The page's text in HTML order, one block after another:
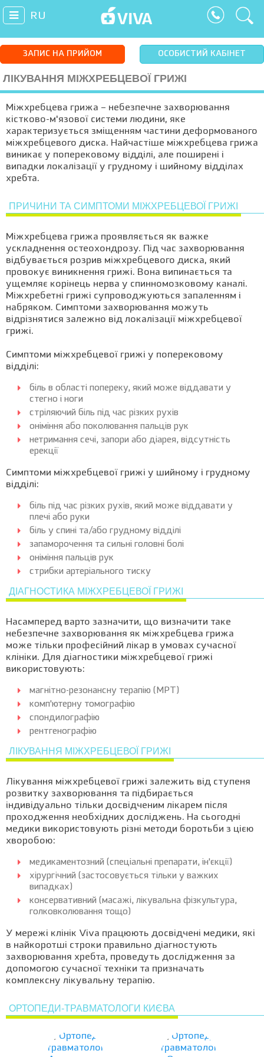
RU
ЗАПИС НА ПРИЙОМ ОСОБИСТИЙ КАБІНЕТ
ЛІКУВАННЯ МІЖХРЕБЦЕВОЇ ГРИЖІ
Міжхребцева грижа – небезпечне захворювання
кістково-м'язової системи людини, яке
характеризується зміщенням частини деформованого
міжхребцевого диска. Найчастіше міжхребцева грижа
виникає у поперековому відділі, але поширені і
випадки локалізації у грудному і шийному відділах
хребта.
ПРИЧИНИ ТА СИМПТОМИ МІЖХРЕБЦЕВОЇ ГРИЖІ
Міжхребцева грижа проявляється як важке
ускладнення остеохондрозу. Під час захворювання
відбувається розрив міжхребцевого диска, який
провокує виникнення грижі. Вона випинається та
ущемляє корінець нерва у спинномозковому каналі.
Міжхребетні грижі супроводжуються запаленням і
набряком. Симптоми захворювання можуть
відрізнятися залежно від локалізації міжхребцевої
грижі.
Симптоми міжхребцевої грижі у поперековому
відділі:
біль в області попереку, який може віддавати у
стегно і ноги
стріляючий біль під час різких рухів
оніміння або поколювання пальців рук
нетримання сечі, запори або діарея, відсутність
ерекції
Симптоми міжхребцевої грижі у шийному і грудному
відділі:
біль під час різких рухів, який може віддавати у
плечі або руки
біль у спині та/або грудному відділі
запаморочення та сильні головні болі
оніміння пальців рук
стрибки артеріального тиску
ДІАГНОСТИКА МІЖХРЕБЦЕВОЇ ГРИЖІ
Насамперед варто зазначити, що визначити таке
небезпечне захворювання як міжхребцева грижа
може тільки професійний лікар в умовах сучасної
клініки. Для діагностики міжхребцевої грижі
використовують:
магнітно-резонансну терапію (МРТ)
комп'ютерну томографію
спондилографію
рентгенографію
ЛІКУВАННЯ МІЖХРЕБЦЕВОЇ ГРИЖІ
Лікування міжхребцевої грижі залежить від ступеня
розвитку захворювання та підбирається
індивідуально тільки досвідченим лікарем після
проходження необхідних досліджень. На сьогодні
медики використовують різні методи боротьби з цією
хворобою:
медикаментозний (спеціальні препарати, ін'єкції)
хірургічний (застосовується тільки у важких
випадках)
консервативний (масажі, лікувальна фізкультура,
голковколювання тощо)
У мережі клінік Viva працюють досвідчені медики, які
в найкоротші строки правильно діагностують
захворювання хребта, проведуть дослідження за
допомогою сучасної техніки та призначать
комплексну лікувальну терапію.
ОРТОПЕДИ-ТРАВМАТОЛОГИ КИЄВА